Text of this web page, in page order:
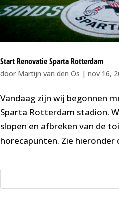
Start Renovatie Sparta Rotterdam
door Martijn van den Os | nov 16,
Vandaag zijn wij begonnen
Sparta Rotterdam stadion.
slopen en afbreken van de
horecapunten. Zie hieronder